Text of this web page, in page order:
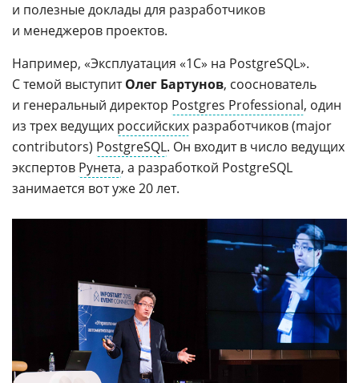
и полезные доклады для разработчиков
и менеджеров проектов.
Например, «Эксплуатация «1С» на PostgreSQL».
С темой выступитОлег Бартунов, сооснователь
и генеральный директор Postgres Professional, один
из трех ведущих российских разработчиков (major
contributors) PostgreSQL. Он входит в число ведущих
экспертов Рунета, а разработкой PostgreSQL
занимается вот уже 20 лет.